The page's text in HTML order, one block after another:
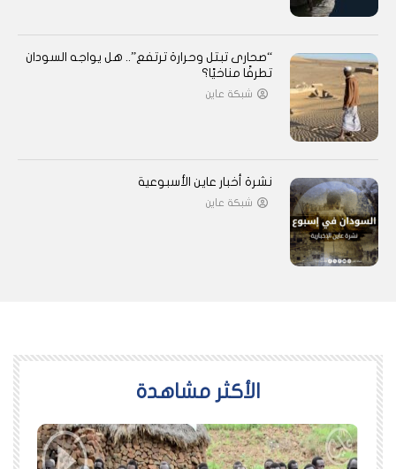
“صحارى تبتل وحرارة ترتفع”.. هل يواجه السودان
تطرفًا مناخيًا؟
شبكة عاين
نشرة أخبار عاين الأسبوعية
شبكة عاين
اﻷكثر مشاهدة